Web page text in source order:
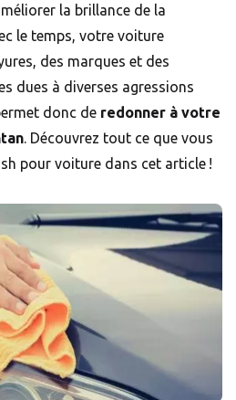
la brillance de la
le temps, votre voiture
des marques et des
dues à diverses agressions
donc de redonner à votre
. Découvrez tout ce que vous
pour voiture dans cet article !